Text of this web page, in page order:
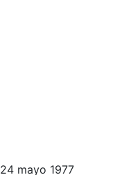
24 mayo 1977